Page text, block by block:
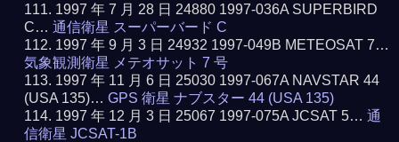
1997 年 7 月 28 日 24880 1997-036A SUPERBIRD
C…通信衛星 スーパーバード C
1997 年 9 月 3 日 24932 1997-049B METEOSAT 7…
気象観測衛星 メテオサット 7 号
1997 年 11 月 6 日 25030 1997-067A NAVSTAR 44
(USA 135)…GPS 衛星 ナブスター 44 (USA 135)
1997 年 12 月 3 日 25067 1997-075A JCSAT 5…通
信衛星 JCSAT-1B